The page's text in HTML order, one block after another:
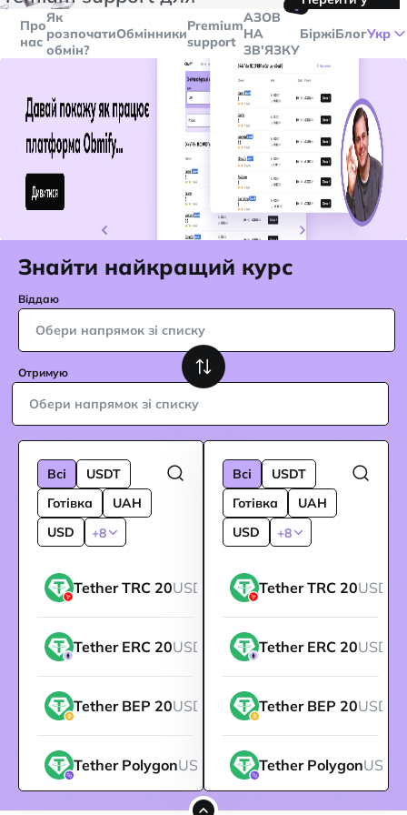
більше
$5000
Telegram
Про
нас
Як
розпочати
обмін?
ОбмінникиPremium
support
🤙
AЗОВ
НА
ЗВ'ЯЗКУ
БіржіБлогУкр
Знайти найкращий курс
Віддаю
Обери напрямок зі списку
Отримую
Обери напрямок зі списку
Всі
USDT
Готівка
UAH
USD
+8
Tether TRC 20USDT
Tether ERC 20USDT
Tether BEP 20USDT
Tether PolygonUSDT
Всі
USDT
Готівка
UAH
USD
+8
Tether TRC 20USDT
Tether ERC 20USDT
Tether BEP 20USDT
Tether PolygonUSDT